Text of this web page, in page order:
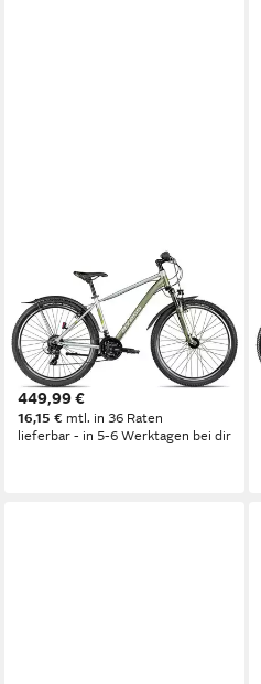
Kinderfahrrad Axess
Adventure 27.5
43 cm Rahmenhöhe
21 Gänge
120 kg Zul. Gesamtgewicht
449,99 €
16,15 € mtl. in 36 Raten
lieferbar - in 5-6 Werktagen bei dir